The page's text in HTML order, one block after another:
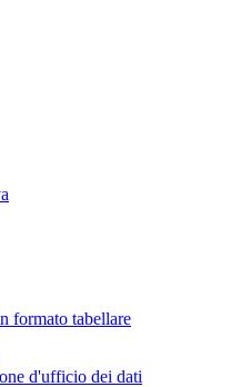
formato tabellare
d'ufficio dei dati